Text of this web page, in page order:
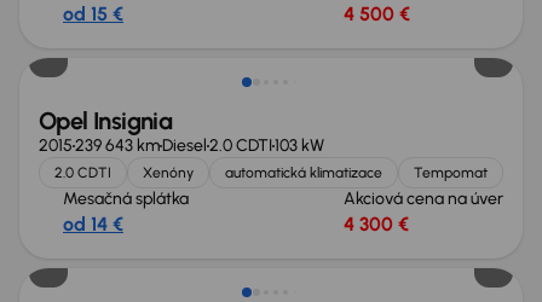
od 15 € 4 500 €
Opel Insignia
2015239 643 kmDiesel2.0 CDTI103 kW
2.0 CDTI Xenóny automatická klimatizace Tempomat
Mesačná splátka
od 14 €
Akciová cena na úver
4 300 €